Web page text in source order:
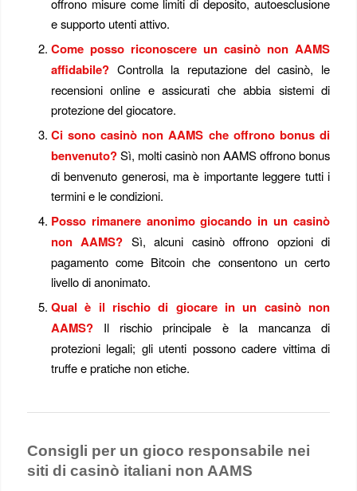
offrono misure come limiti di deposito, autoesclusione
e supporto utenti attivo.
Come posso riconoscere un casinò non AAMS
affidabile?Controlla la reputazione del casinò, le
recensioni online e assicurati che abbia sistemi di
protezione del giocatore.
Ci sono casinò non AAMS che offrono bonus di
benvenuto?Sì, molti casinò non AAMS offrono bonus
di benvenuto generosi, ma è importante leggere tutti i
termini e le condizioni.
Posso rimanere anonimo giocando in un casinò
non AAMS? Sì, alcuni casinò offrono opzioni di
pagamento come Bitcoin che consentono un certo
livello di anonimato.
Qual è il rischio di giocare in un casinò non
AAMS?Il rischio principale è la mancanza di
protezioni legali; gli utenti possono cadere vittima di
truffe e pratiche non etiche.
Consigli per un gioco responsabile nei
siti di casinò italiani non AAMS